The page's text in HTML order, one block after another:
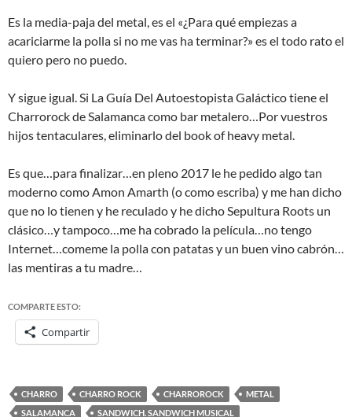
Es la media-paja del metal, es el «¿Para qué empiezas a
acariciarme la polla si no me vas ha terminar?» es el todo rato el
quiero pero no puedo.
Y sigue igual. Si La Guía Del Autoestopista Galáctico tiene el
Charrorock de Salamanca como bar metalero…Por vuestros
hijos tentaculares, eliminarlo del book of heavy metal.
Es que…para finalizar…en pleno 2017 le he pedido algo tan
moderno como Amon Amarth (o como escriba) y me han dicho
que no lo tienen y he reculado y he dicho Sepultura Roots un
clásico…y tampoco…me ha cobrado la película…no tengo
Internet…comeme la polla con patatas y un buen vino cabrón…
las mentiras a tu madre…
COMPARTE ESTO:
Compartir
CHARRO CHARRO ROCK CHARROROCK
METAL
SALAMANCA
SANDWICH. SANDWICH MUSICAL